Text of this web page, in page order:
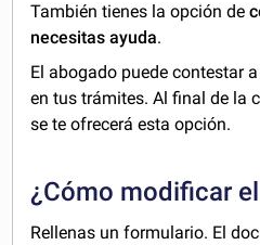
También tienes la opción de
necesitas ayuda.
El abogado puede contestar
en tus trámites. Al final de la
se te ofrecerá esta opción.
¿Cómo modificar
Rellenas un formulario. El